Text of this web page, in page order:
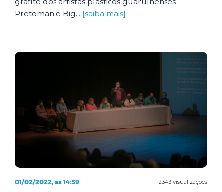
Pretoman e Big... [saiba mais]
2343 visualizações
01/02/2022, às 14:59